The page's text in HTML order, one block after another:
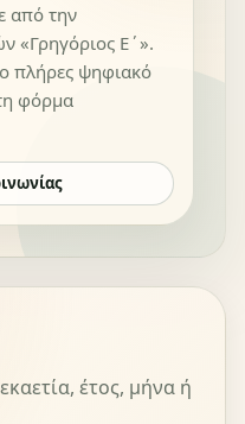
από την
«Γρηγόριος Ε΄».
πλήρες ψηφιακό
φόρμα
έτος, μήνα ή